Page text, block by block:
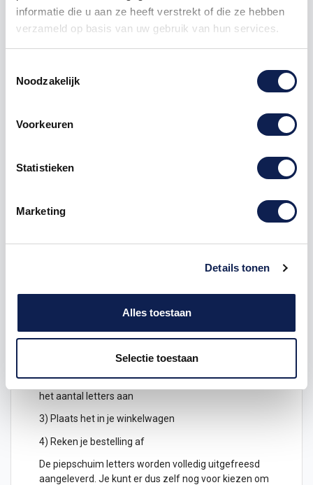
informatie die u aan ze heeft verstrekt of die ze hebben
verzameld op basis van uw gebruik van hun services.
Noodzakelijk
Voorkeuren
Statistieken
Marketing
Details tonen
Alles toestaan
Selectie toestaan
750 € 0,15 € 262,50
Piepschuim Letter R Grobold
dikte van de letter is altijd 20 mm. Piepschuim is niet
geschikt voor binnen gebruik. Hoe moet je dit
2) Hoeveel piepschuim letters wil je ontvangen? geef
het aantal letters aan
3) Plaats het in je winkelwagen
4) Reken je bestelling af
De piepschuim letters worden volledig uitgefreesd
aangeleverd. Je kunt er dus zelf nog voor kiezen om